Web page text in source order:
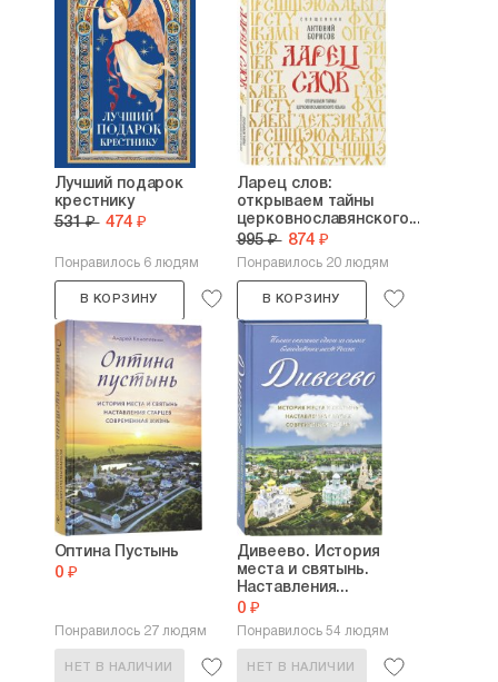
Лучший подарок
крестнику
531 ₽ 474 ₽
Понравилось 6 людям
В КОРЗИНУ
Ларец слов:
открываем тайны
церковнославянского...
995 ₽ 874 ₽
Понравилось 20 людям
В КОРЗИНУ
Оптина Пустынь
0 ₽
Понравилось 27 людям
НЕТ В НАЛИЧИИ
Дивеево. История
места и святынь.
Наставления...
0 ₽
Понравилось 54 людям
НЕТ В НАЛИЧИИ